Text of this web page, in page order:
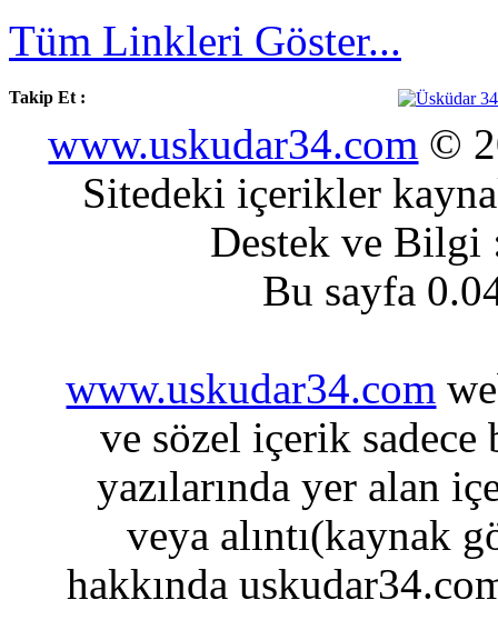
Tüm Linkleri Göster...
Takip Et :
www.uskudar34.com ©
Sitedeki içerikler
Destek ve
Bu sayfa
www.uskudar34.com
ve sözel içerik sadece
yazılarında yer alan
veya alıntı(kaynak
hakkında